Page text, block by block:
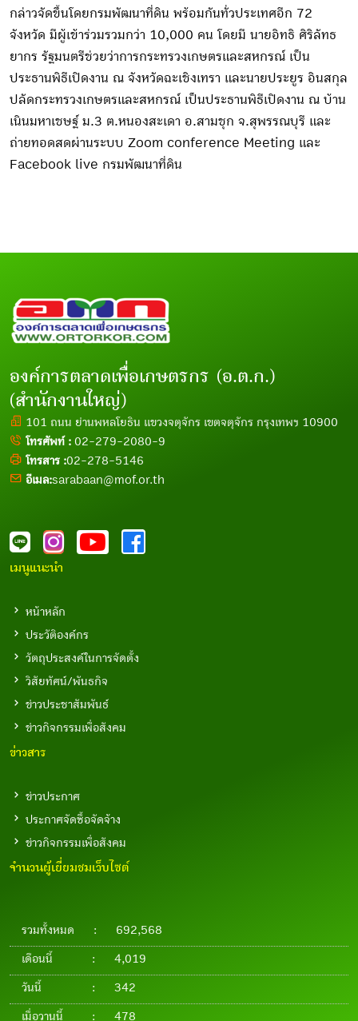
กล่าวจัดขึ้นโดยกรมพัฒนาที่ดิน พร้อมกันทั่วประเทศอีก 72
จังหวัด มีผู้เข้าร่วมรวมกว่า 10,000 คน โดยมี นายอิทธิ ศิริลัทธ
ยากร รัฐมนตรีช่วยว่าการกระทรวงเกษตรและสหกรณ์ เป็น
ประธานพิธีเปิดงาน ณ จังหวัดฉะเชิงเทรา และนายประยูร อินสกุล
ปลัดกระทรวงเกษตรและสหกรณ์ เป็นประธานพิธีเปิดงาน ณ บ้าน
เนินมหาเชษฐ์ ม.3 ต.หนองสะเดา อ.สามชุก จ.สุพรรณบุรี และ
ถ่ายทอดสดผ่านระบบ Zoom conference Meeting และ
Facebook live กรมพัฒนาที่ดิน
องค์การตลาดเพื่อเกษตรกร (อ.ต.ก.)
(สำนักงานใหญ่)
101 ถนน ย่านพหลโยธิน แขวงจตุจักร เขตจตุจักร กรุงเทพฯ 10900
โทรศัพท์ : 02-279-2080-9
โทรสาร :02-278-5146
อีเมล:sarabaan@mof.or.th
เมนูแนะนำ
หน้าหลัก
ประวัติองค์กร
วัตถุประสงค์ในการจัดตั้ง
วิสัยทัศน์/พันธกิจ
ข่าวประชาสัมพันธ์
ข่าวกิจกรรมเพื่อสังคม
ข่าวสาร
ข่าวประกาศ
ประกาศจัดซื้อจัดจ้าง
ข่าวกิจกรรมเพื่อสังคม
จำนวนผู้เยี่ยมชมเว็บไซต์
รวมทั้งหมด : 692,568
เดือนนี้ : 4,019
วันนี้ : 342
เมื่อวานนี้ : 478